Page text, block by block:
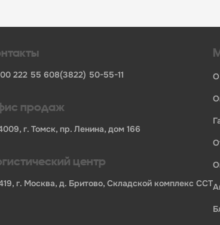
222 55 608(3822) 50-55-11
продаж
г. Томск, пр. Ленина, дом 166
центр
г. Москва, д. Бритово, Складской комплекс ССТ